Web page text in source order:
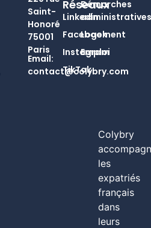
Colybry
les
expatriés
français
dans
leurs
Réseaux
Linkedin
Facebook
Instagram
TikTok
Démarches
administratives
Logement
Emploi
Saint-
Honoré
75001
Paris
Email:
contact@colybry.com